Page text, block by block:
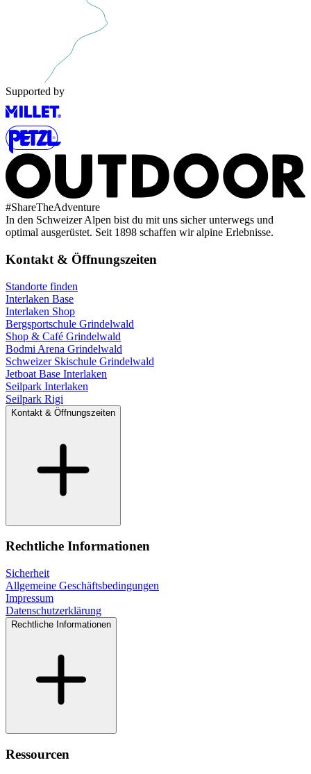
Supported by
#ShareTheAdventure
In den Schweizer Alpen bist du mit uns sicher unterwegs und
optimal ausgerüstet. Seit 1898 schaffen wir alpine Erlebnisse.
Kontakt & Öffnungszeiten
Standorte finden
Interlaken Base
Interlaken Shop
Bergsportschule Grindelwald
Shop & Café Grindelwald
Bodmi Arena Grindelwald
Schweizer Skischule Grindelwald
Jetboat Base Interlaken
Seilpark Interlaken
Seilpark Rigi
Kontakt & Öffnungszeiten
Rechtliche Informationen
Sicherheit
Allgemeine Geschäftsbedingungen
Impressum
Datenschutzerklärung
Rechtliche Informationen
Ressourcen